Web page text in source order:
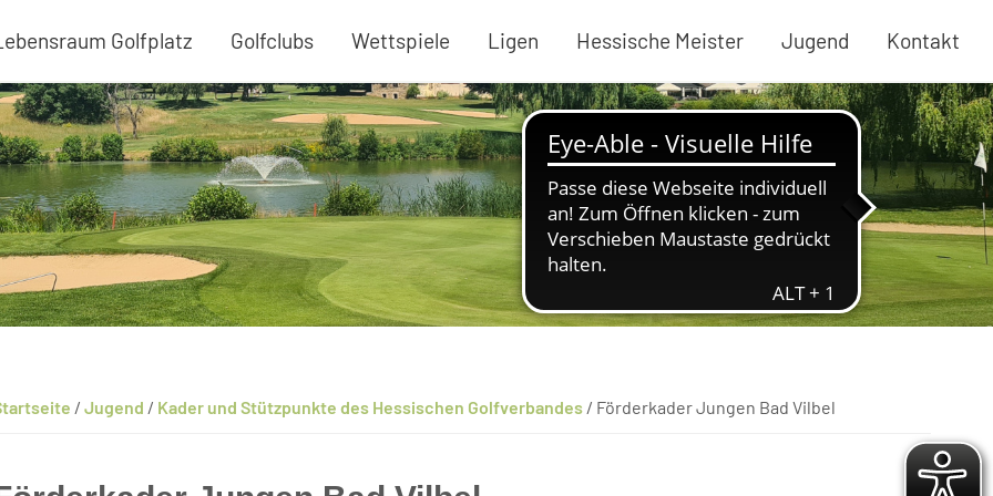
Golfplatz Golfclubs Wettspiele Ligen Hessische Meister Jugend Kontakt
/ Jugend / Kader und Stützpunkte des Hessischen Golfverbandes / Förderkader Jungen Bad Vilbel